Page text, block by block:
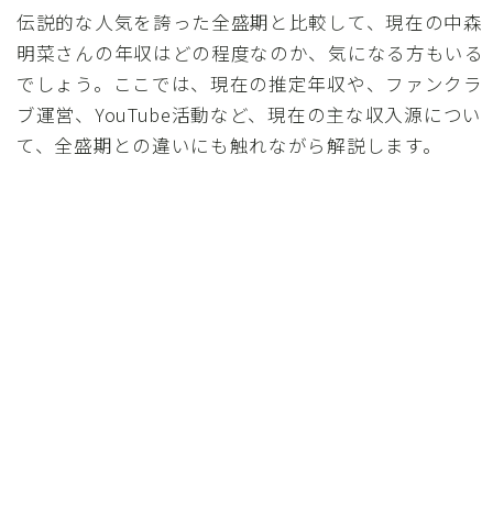
伝説的な人気を誇った全盛期と比較して、現在の中森
明菜さんの年収はどの程度なのか、気になる方もいる
でしょう。ここでは、現在の推定年収や、ファンクラ
ブ運営、YouTube活動など、現在の主な収入源につい
て、全盛期との違いにも触れながら解説します。